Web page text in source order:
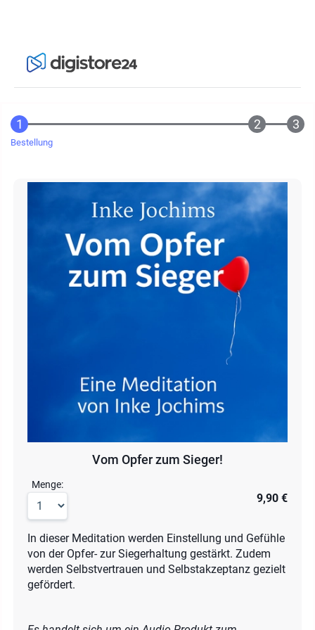
Bestellung
Vom Opfer zum Sieger!
Menge:
9,90 €
In dieser Meditation werden Einstellung und Gefühle
von der Opfer- zur Siegerhaltung gestärkt. Zudem
werden Selbstvertrauen und Selbstakzeptanz gezielt
gefördert.